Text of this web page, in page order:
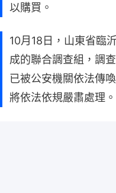
以購買。
10月18日，山東省臨
成的聯合調查組，調
已被公安機關依法傳
將依法依規嚴肅處理。